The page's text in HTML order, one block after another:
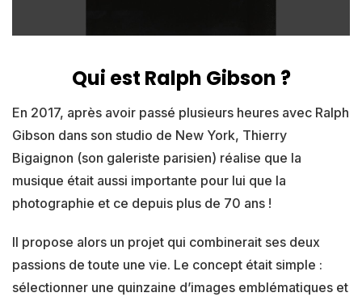
Qui est Ralph Gibson ?
En 2017, après avoir passé plusieurs heures avec Ralph
Gibson dans son studio de New York, Thierry
Bigaignon (son galeriste parisien) réalise que la
musique était aussi importante pour lui que la
photographie et ce depuis plus de 70 ans !
Il propose alors un projet qui combinerait ses deux
passions de toute une vie. Le concept était simple :
sélectionner une quinzaine d’images emblématiques et